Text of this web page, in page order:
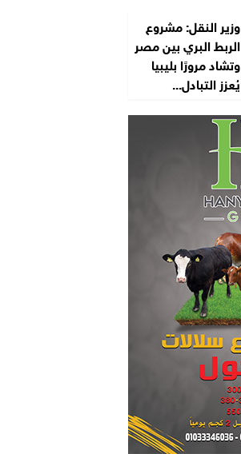
وزير النقل: مشروع
الربط البري بين مصر
وتشاد مرورًا بليبيا
يُعزز التبادل...